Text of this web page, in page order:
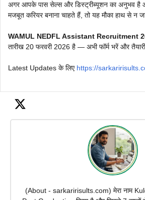
अगर आपके पास सेल्स और डिस्ट्रीब्यूशन का अनुभव है
मजबूत करियर बनाना चाहते हैं, तो यह मौका हाथ से न
WAMUL NEDFL Assistant Recruitment
तारीख 20 फरवरी 2026 है — अभी फॉर्म भरें और
Latest Updates के लिए https://
(About - sarkaririsults.com) मेरा नाम